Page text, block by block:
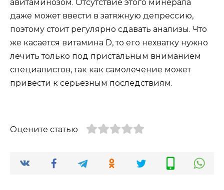
авитаминозом. Отсутствие этого минерала
даже может ввести в затяжную депрессию,
поэтому стоит регулярно сдавать анализы. Что
же касается витамина D, то его нехватку нужно
лечить только под пристальным вниманием
специалистов, так как самолечение может
привести к серьёзным последствиям.
Оцените статью